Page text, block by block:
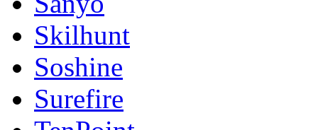
Skilhunt
Soshine
Surefire